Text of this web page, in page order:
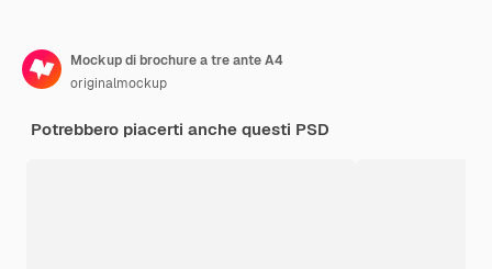
Mockup di brochure a tre ante A4
originalmockup
Potrebbero piacerti anche questi PSD